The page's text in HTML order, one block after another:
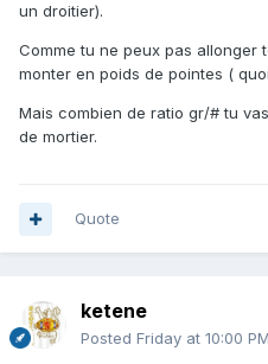
un droitier).
Comme tu ne peux pas
monter en poids de pointes (
Mais combien de ratio gr/# tu
de mortier.
Quote
ketene
Posted Friday at 10:00 PM